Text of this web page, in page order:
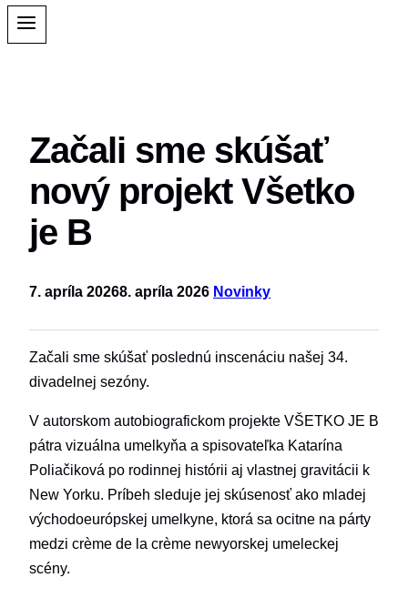
Začali sme skúšať
nový projekt Všetko
je B
7. apríla 20268. apríla 2026 Novinky
Začali sme skúšať poslednú inscenáciu našej 34.
divadelnej sezóny.
V autorskom autobiografickom projekte VŠETKO JE B
pátra vizuálna umelkyňa a spisovateľka Katarína
Poliačiková po rodinnej histórii aj vlastnej gravitácii k
New Yorku. Príbeh sleduje jej skúsenosť ako mladej
východoeurópskej umelkyne, ktorá sa ocitne na párty
medzi crème de la crème newyorskej umeleckej
scény.